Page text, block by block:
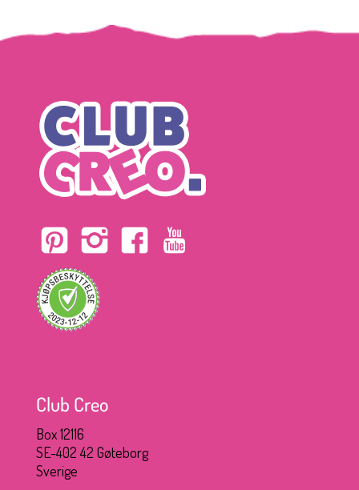
Club Creo
Box 12116
SE-402 42 Gøteborg
Sverige